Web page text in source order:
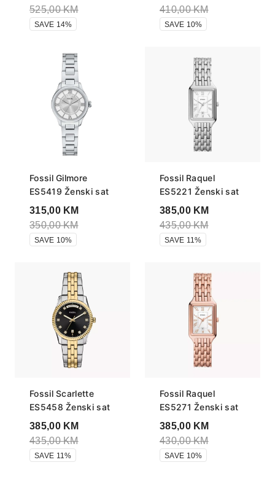
525,00KM
SAVE 14%
410,00KM
SAVE 10%
Fossil Gilmore
ES5419 Ženski sat
315,00 KM
350,00KM
SAVE 10%
Fossil Raquel
ES5221 Ženski sat
385,00 KM
435,00KM
SAVE 11%
Fossil Scarlette
ES5458 Ženski sat
385,00 KM
435,00KM
SAVE 11%
Fossil Raquel
ES5271 Ženski sat
385,00 KM
430,00KM
SAVE 10%